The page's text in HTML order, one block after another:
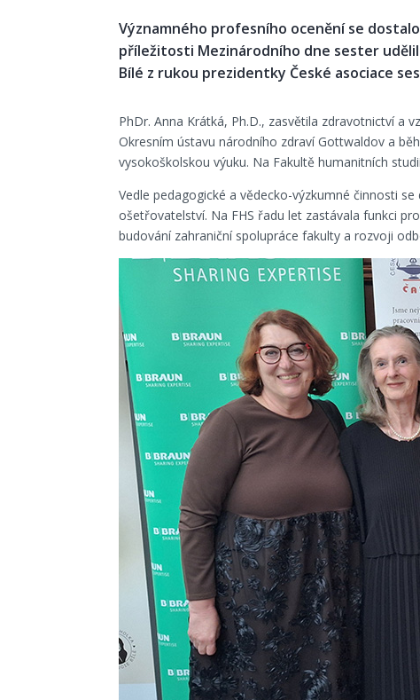
Významného profesního ocenění se
příležitosti Mezinárodního dne sester
Bílé z rukou prezidentky České asociace
PhDr. Anna Krátká, Ph.D., zasvětila zdravotnictví a
Okresním ústavu národního zdraví Gottwaldov a
vysokoškolskou výuku. Na Fakultě humanitních
Vedle pedagogické a vědecko-výzkumné činnosti
ošetřovatelství. Na FHS řadu let zastávala funkci
budování zahraniční spolupráce fakulty a rozvoji